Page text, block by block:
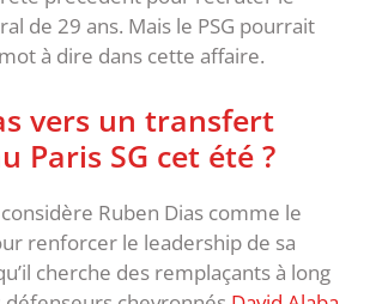
de 29 ans. Mais le PSG pourrait
à dire dans cette affaire.
vers un transfert
Paris SG cet été ?
Ruben Dias comme le
renforcer le leadership de sa
cherche des remplaçants à long